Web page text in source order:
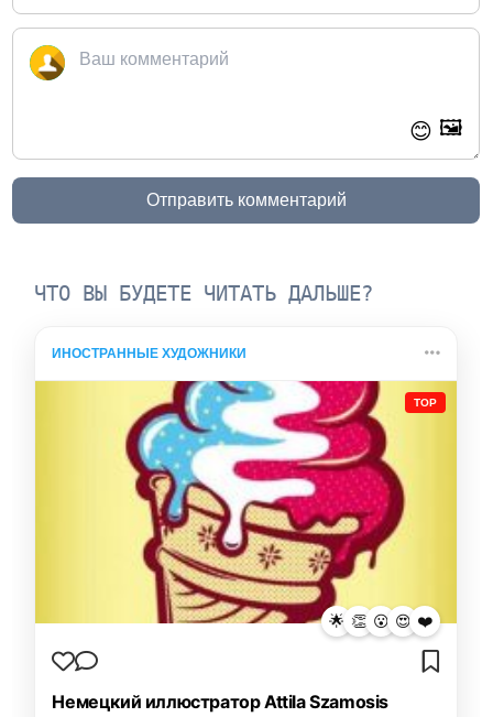
😊 🖼️
Отправить комментарий
ЧТО ВЫ БУДЕТЕ ЧИТАТЬ ДАЛЬШЕ?
ИНОСТРАННЫЕ ХУДОЖНИКИ
TOP
🌟 👏 😮 😍 ❤️
Немецкий иллюстратор Attila Szamosis